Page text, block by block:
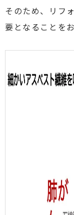
そのため、リフ
要となることを